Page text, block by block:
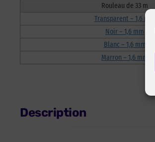
Rouleau de 33 m
Transparent – 1,6 mm
Noir – 1,6 mm
Blanc – 1,6 mm
Marron – 1,6 mm
Description